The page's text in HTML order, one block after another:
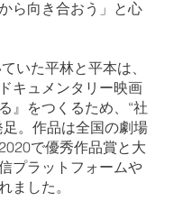
ら向き合おう」と心
いた平林と平本は、
キュメンタリー映画
』をつくるため、“社
。作品は全国の劇場
で優秀作品賞と大
プラットフォームや
ました。